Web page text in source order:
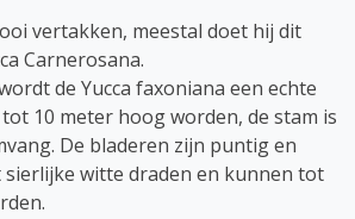
vertakken, meestal doet hij dit
Carnerosana.
de Yucca faxoniana een echte
10 meter hoog worden, de stam is
De bladeren zijn puntig en
witte draden en kunnen tot